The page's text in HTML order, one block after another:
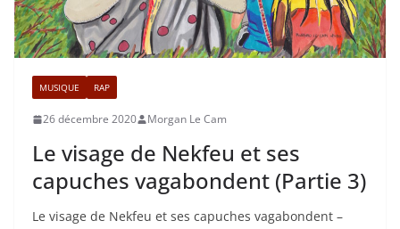
MUSIQUE RAP
26 décembre 2020 Morgan Le Cam
Le visage de Nekfeu et ses
capuches vagabondent (Partie 3)
Le visage de Nekfeu et ses capuches vagabondent –